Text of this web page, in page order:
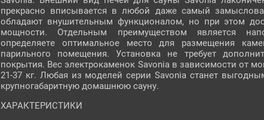
прекрасно вписывается в любой даже самый
обладают внушительным функционалом, но при этом
мощности. Отдельным преимуществом является
определяете оптимальное место для размещения
парильного помещения. Установка не требует
покрытия. Вес электрокаменок Savonia в зависимости от
21-37 кг. Любая из моделей серии Savonia станет
крупногабаритную домашнюю сауну.
ХАРАКТЕРИСТИКИ